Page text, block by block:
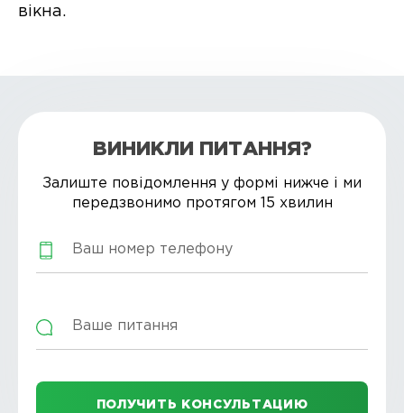
вікна.
ВИНИКЛИ ПИТАННЯ?
Залиште повідомлення у формі нижче і ми
передзвонимо протягом 15 хвилин